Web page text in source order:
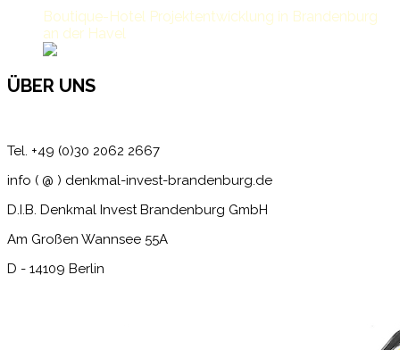
Boutique-Hotel Projektentwicklung in Brandenburg
an der Havel
ÜBER UNS
Tel. +49 (0)30 2062 2667
info ( @ ) denkmal-invest-brandenburg.de
D.I.B. Denkmal Invest Brandenburg GmbH
Am Großen Wannsee 55A
D - 14109 Berlin